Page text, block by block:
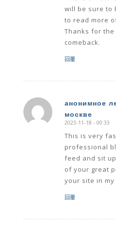
will be sure to
to read more
Thanks for
comeback.
回覆
анонимное
москве
says:
2023-11-18 - 00:33
This is very
professional
feed and sit
of your great
your site in
回覆